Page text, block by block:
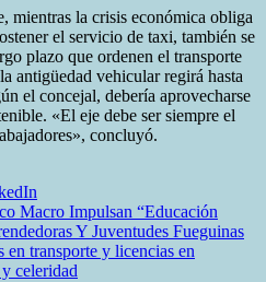
mientras la crisis económica obliga
el servicio de taxi, también se
plazo que ordenen el transporte
antigüedad vehicular regirá hasta
el concejal, debería aprovecharse
«El eje debe ser siempre el
concluyó.
Macro Impulsan “Educación
Y Juventudes Fueguinas
en transporte y licencias en
celeridad